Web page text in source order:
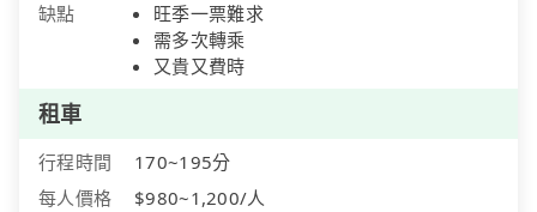
缺點
旺季一票難求
需多次轉乘
又貴又費時
租車
行程時間
170~195分
每人價格
$980~1,200/人